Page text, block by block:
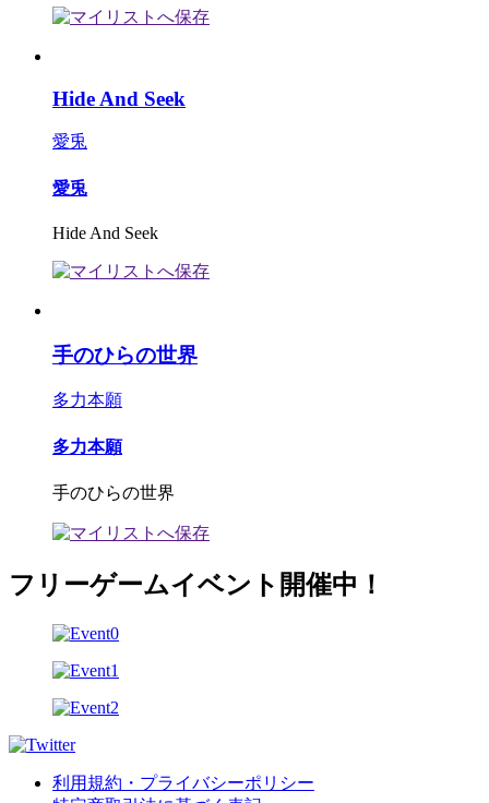
Hide And Seek
愛兎
愛兎
Hide And Seek
手のひらの世界
多力本願
多力本願
手のひらの世界
フリーゲームイベント開催中！
利用規約・プライバシーポリシー